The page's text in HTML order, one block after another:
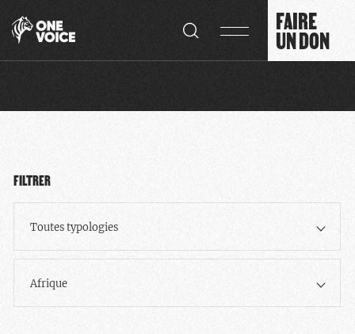
FAIRE
UN DON
FILTRER
Toutes typologies
Afrique